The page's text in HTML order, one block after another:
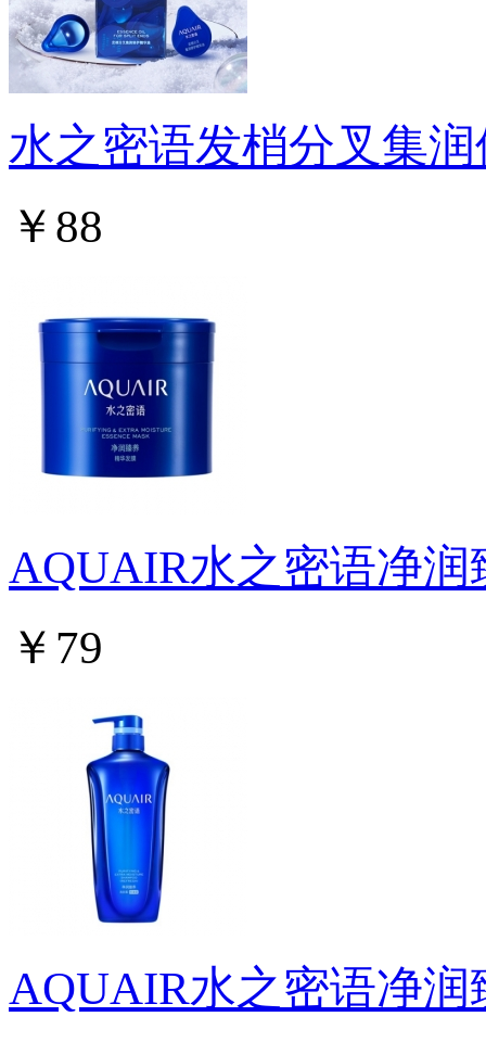
水之密语发梢分叉集
￥88
AQUAIR水之密语净润
￥79
AQUAIR水之密语净